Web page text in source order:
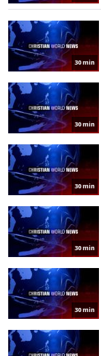
30 min
30 min
30 min
30 min
30 min